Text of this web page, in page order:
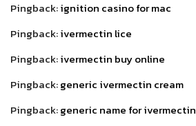
Pingback:ignition casino for mac
Pingback:ivermectin lice
Pingback:ivermectin buy online
Pingback:generic ivermectin cream
Pingback:generic name for ivermectin